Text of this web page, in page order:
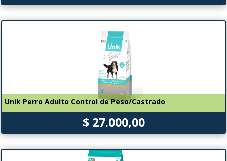
Unik Perro Adulto Control de Peso/Castrado
$ 27.000,00